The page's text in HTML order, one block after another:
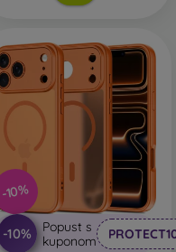
-10%
-10%
Popust s
kuponom